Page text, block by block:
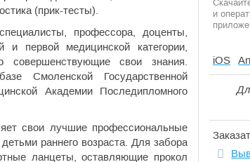
и
iOS
(прик-тесты).
профессора, доценты,
первой медицинской категории,
свои знания.
Смоленской Государственной
Академии Последипломного
свои лучшие профессиональные
раннего возраста. Для забора
ланцеты, оставляющие прокол